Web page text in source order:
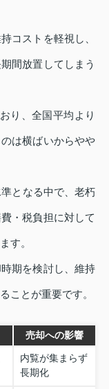
コストを軽視し、
間放置してしまう
り、全国平均より
は横ばいからやや
となる中で、老朽
・税負担に対して
す。
期を検討し、維持
ことが重要です。
売却への影響
内覧が集まらず
長期化